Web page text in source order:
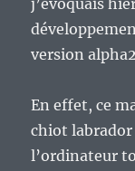
j’évoquais
version
En effet, ce
chiot labrador
l’ordinateur